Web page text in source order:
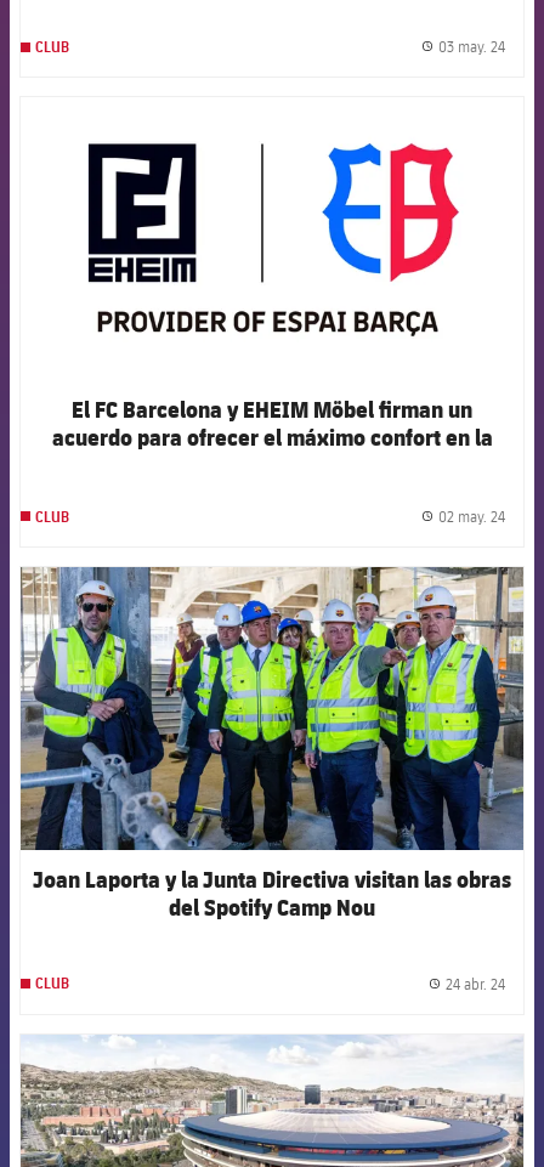
CLUB 03 may. 24
El FC Barcelona y EHEIM Möbel firman un
acuerdo para ofrecer el máximo confort en la
CLUB 02 may. 24
FCB Barcelona badge
Joan Laporta y la Junta Directiva visitan las obras
del Spotify Camp Nou
CLUB 24 abr. 24
FCB Barcelona badge